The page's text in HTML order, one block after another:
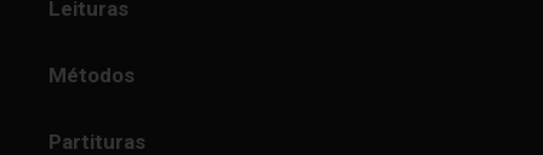
Leituras
Métodos
Partituras